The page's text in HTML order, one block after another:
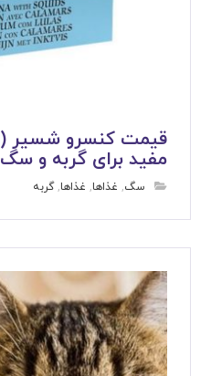
مفید برای گربه و سگ
سگ, غذاها, غذاها,گربه